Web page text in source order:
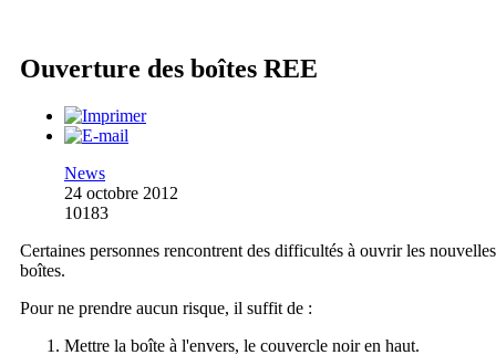
Ouverture des boîtes REE
News
24 octobre 2012
10183
Certaines personnes rencontrent des difficultés à ouvrir les nouvelles
boîtes.
Pour ne prendre aucun risque, il suffit de :
Mettre la boîte à l'envers, le couvercle noir en haut.